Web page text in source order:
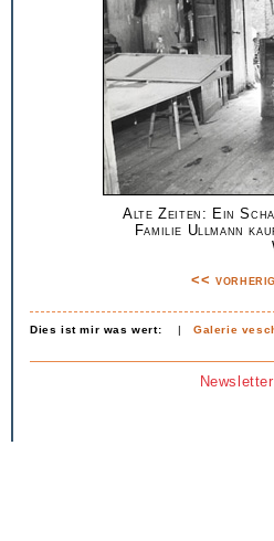
Alte Zeiten: Ein
Familie Ullmann
<<
Dies ist mir was wert: |Galerie
Newsletter